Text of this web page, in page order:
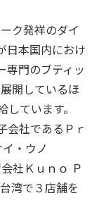
ク発祥のダイ
日本国内におけ
専門のブティッ
開しているほ
ています。
会社であるＰｒ
・ウノ
社Ｋｕｎｏ Ｐ
湾で３店舗を